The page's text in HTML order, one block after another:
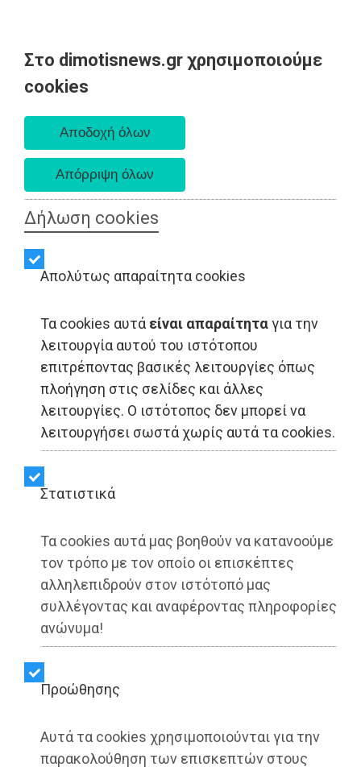
Στο dimotisnews.gr χρησιμοποιούμε
cookies
Δήλωση cookies
Απολύτως απαραίτητα cookies
Τα cookies αυτά είναι απαραίτηταγια την
λειτουργία αυτού του ιστότοπου
επιτρέποντας βασικές λειτουργίες όπως
πλοήγηση στις σελίδες και άλλες
λειτουργίες. Ο ιστότοπος δεν μπορεί να
λειτουργήσει σωστά χωρίς αυτά τα cookies.
Στατιστικά
Τα cookies αυτά μας βοηθούν να κατανοούμε
τον τρόπο με τον οποίο οι επισκέπτες
αλληλεπιδρούν στον ιστότοπό μας
συλλέγοντας και αναφέροντας πληροφορίες
ανώνυμα!
Προώθησης
Αυτά τα cookies χρησιμοποιούνται για την
παρακολούθηση των επισκεπτών στους
ΥΓΕΙΑ - Αθήνα
Τι μας έμαθαν λάθος τα
social media για τη
διατροφή
HNB DIET | 27/05/2025 - 17:58
▶️ Ακούστε το κείμενο